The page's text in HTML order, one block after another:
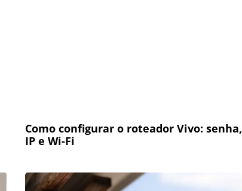
Como configurar o roteador Vivo: senha,
IP e Wi-Fi